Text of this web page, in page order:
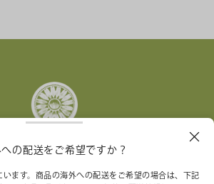
団は、女性起業家が持続可能な企業を築
の配送をご希望ですか？
ます。商品の海外への配送をご希望の場合は、下記